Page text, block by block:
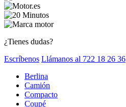
¿Tienes dudas?
Escríbenos Llámanos al 722 18 26 36
Berlina
Camión
Compacto
Coupé